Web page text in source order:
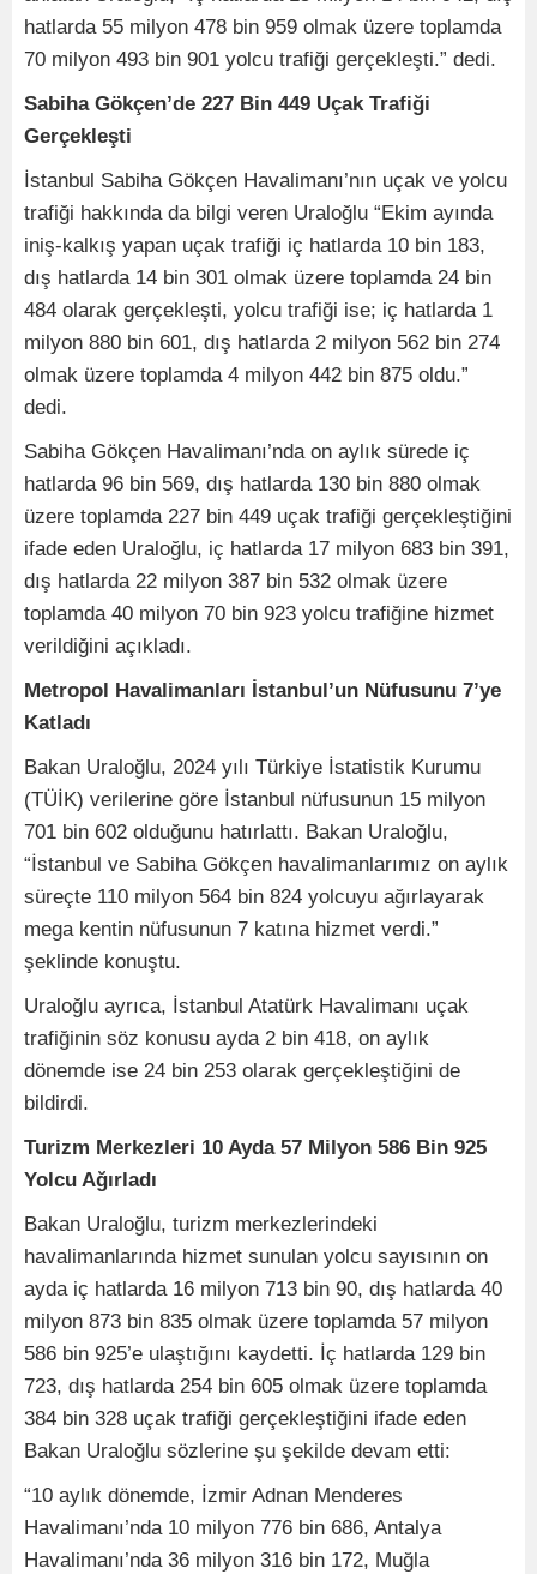
hatlarda 55 milyon 478 bin 959 olmak üzere toplamda
70 milyon 493 bin 901 yolcu trafiği gerçekleşti.” dedi.
Sabiha Gökçen’de 227 Bin 449 Uçak Trafiği
Gerçekleşti
İstanbul Sabiha Gökçen Havalimanı’nın uçak ve yolcu
trafiği hakkında da bilgi veren Uraloğlu “Ekim ayında
iniş-kalkış yapan uçak trafiği iç hatlarda 10 bin 183,
dış hatlarda 14 bin 301 olmak üzere toplamda 24 bin
484 olarak gerçekleşti, yolcu trafiği ise; iç hatlarda 1
milyon 880 bin 601, dış hatlarda 2 milyon 562 bin 274
olmak üzere toplamda 4 milyon 442 bin 875 oldu.”
dedi.
Sabiha Gökçen Havalimanı’nda on aylık sürede iç
hatlarda 96 bin 569, dış hatlarda 130 bin 880 olmak
üzere toplamda 227 bin 449 uçak trafiği gerçekleştiğini
ifade eden Uraloğlu, iç hatlarda 17 milyon 683 bin 391,
dış hatlarda 22 milyon 387 bin 532 olmak üzere
toplamda 40 milyon 70 bin 923 yolcu trafiğine hizmet
verildiğini açıkladı.
Metropol Havalimanları İstanbul’un Nüfusunu 7’ye
Katladı
Bakan Uraloğlu, 2024 yılı Türkiye İstatistik Kurumu
(TÜİK) verilerine göre İstanbul nüfusunun 15 milyon
701 bin 602 olduğunu hatırlattı. Bakan Uraloğlu,
“İstanbul ve Sabiha Gökçen havalimanlarımız on aylık
süreçte 110 milyon 564 bin 824 yolcuyu ağırlayarak
mega kentin nüfusunun 7 katına hizmet verdi.”
şeklinde konuştu.
Uraloğlu ayrıca, İstanbul Atatürk Havalimanı uçak
trafiğinin söz konusu ayda 2 bin 418, on aylık
dönemde ise 24 bin 253 olarak gerçekleştiğini de
bildirdi.
Turizm Merkezleri 10 Ayda 57 Milyon 586 Bin 925
Yolcu Ağırladı
Bakan Uraloğlu, turizm merkezlerindeki
havalimanlarında hizmet sunulan yolcu sayısının on
ayda iç hatlarda 16 milyon 713 bin 90, dış hatlarda 40
milyon 873 bin 835 olmak üzere toplamda 57 milyon
586 bin 925’e ulaştığını kaydetti. İç hatlarda 129 bin
723, dış hatlarda 254 bin 605 olmak üzere toplamda
384 bin 328 uçak trafiği gerçekleştiğini ifade eden
Bakan Uraloğlu sözlerine şu şekilde devam etti:
“10 aylık dönemde, İzmir Adnan Menderes
Havalimanı’nda 10 milyon 776 bin 686, Antalya
Havalimanı’nda 36 milyon 316 bin 172, Muğla